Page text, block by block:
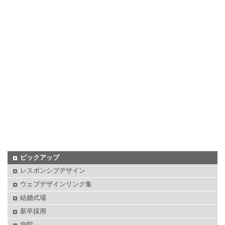
ピックアップ
レスポンシブデザイン
ウェブデザインリンク集
結婚式場
新卒採用